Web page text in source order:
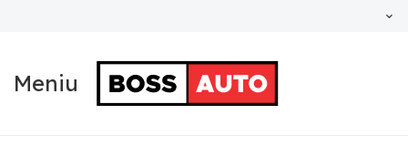
Meniu